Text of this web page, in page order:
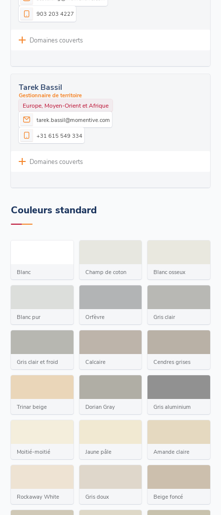
903 203 4227
Domaines couverts
Tarek Bassil
Gestionnaire de territoire
Europe, Moyen-Orient et Afrique
tarek.bassil@momentive.com
+31 615 549 334
Domaines couverts
Couleurs standard
Blanc Champ de coton Blanc osseux
Blanc pur Orfèvre Gris clair
Gris clair et froid Calcaire Cendres grises
Trinar beige Dorian Gray Gris aluminium
Moitié-moitié Jaune pâle Amande claire
Rockaway White Gris doux Beige foncé